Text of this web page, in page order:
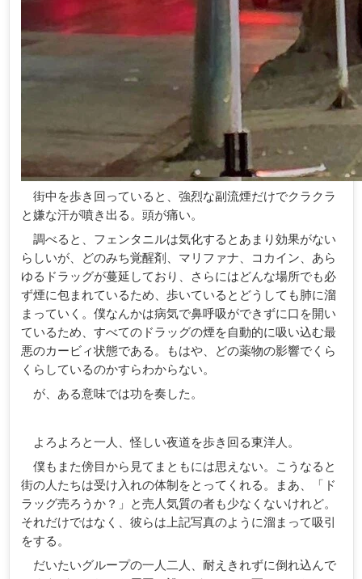
街中を歩き回っていると、強烈な副流煙だけでクラクラ
と嫌な汗が噴き出る。頭が痛い。
調べると、フェンタニルは気化するとあまり効果がない
らしいが、どのみち覚醒剤、マリファナ、コカイン、あら
ゆるドラッグが蔓延しており、さらにはどんな場所でも必
ず煙に包まれているため、歩いているとどうしても肺に溜
まっていく。僕なんかは病気で鼻呼吸ができずに口を開い
ているため、すべてのドラッグの煙を自動的に吸い込む最
悪のカービィ状態である。もはや、どの薬物の影響でくら
くらしているのかすらわからない。
が、ある意味では功を奏した。
よろよろと一人、怪しい夜道を歩き回る東洋人。
僕もまた傍目から見てまともには思えない。こうなると
街の人たちは受け入れの体制をとってくれる。まあ、「ド
ラッグ売ろうか？」と売人気質の者も少なくないけれど。
それだけではなく、彼らは上記写真のように溜まって吸引
をする。
だいたいグループの一人二人、耐えきれずに倒れ込んで